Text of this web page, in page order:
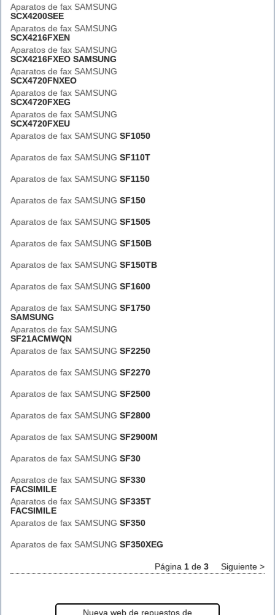
Aparatos de fax SAMSUNG
SCX4200SEE
Aparatos de fax SAMSUNG
SCX4216FXEN
Aparatos de fax SAMSUNG
SCX4216FXEO SAMSUNG
Aparatos de fax SAMSUNG
SCX4720FNXEO
Aparatos de fax SAMSUNG
SCX4720FXEG
Aparatos de fax SAMSUNG
SCX4720FXEU
Aparatos de fax SAMSUNG SF1050
Aparatos de fax SAMSUNG SF110T
Aparatos de fax SAMSUNG SF1150
Aparatos de fax SAMSUNG SF150
Aparatos de fax SAMSUNG SF1505
Aparatos de fax SAMSUNG SF150B
Aparatos de fax SAMSUNG SF150TB
Aparatos de fax SAMSUNG SF1600
Aparatos de fax SAMSUNG SF1750
SAMSUNG
Aparatos de fax SAMSUNG
SF21ACMWQN
Aparatos de fax SAMSUNG SF2250
Aparatos de fax SAMSUNG SF2270
Aparatos de fax SAMSUNG SF2500
Aparatos de fax SAMSUNG SF2800
Aparatos de fax SAMSUNG SF2900M
Aparatos de fax SAMSUNG SF30
Aparatos de fax SAMSUNG SF330
FACSIMILE
Aparatos de fax SAMSUNG SF335T
FACSIMILE
Aparatos de fax SAMSUNG SF350
Aparatos de fax SAMSUNG SF350XEG
Página 1 de 3 Siguiente >
Nueva web de repuestos de